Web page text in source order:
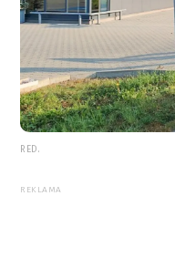
RED.
REKLAMA